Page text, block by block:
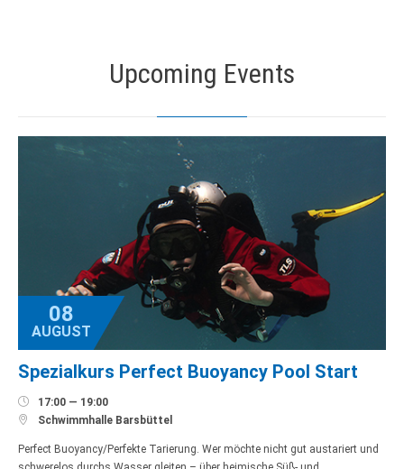
Upcoming Events
08
AUGUST
Spezialkurs Perfect Buoyancy Pool Start
 17:00 — 19:00
 Schwimmhalle Barsbüttel
Perfect Buoyancy/Perfekte Tarierung. Wer möchte nicht gut austariert und